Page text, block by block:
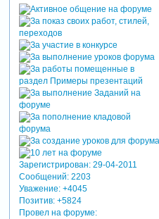
Зарегистрирован: 29-04-2011
Сообщений:2203
Уважение: +4045
Позитив: +5824
Провел на форуме: